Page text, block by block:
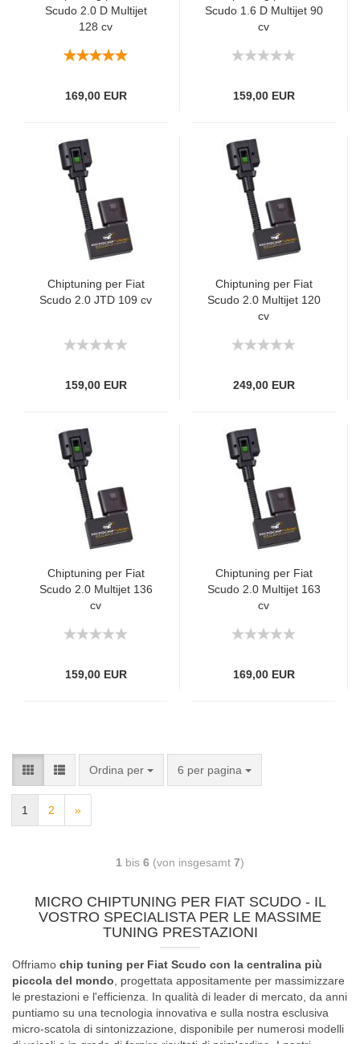
Scudo 2.0 D Multijet
128 cv
169,00 EUR
Scudo 1.6 D Multijet 90
cv
159,00 EUR
Chiptuning per Fiat
Scudo 2.0 JTD 109 cv
159,00 EUR
Chiptuning per Fiat
Scudo 2.0 Multijet 120
cv
249,00 EUR
Chiptuning per Fiat
Scudo 2.0 Multijet 136
cv
159,00 EUR
Chiptuning per Fiat
Scudo 2.0 Multijet 163
cv
169,00 EUR
Ordina per 6 per pagina
1 2 »
1 bis 6 (von insgesamt 7)
MICRO CHIPTUNING PER FIAT SCUDO - IL
VOSTRO SPECIALISTA PER LE MASSIME
TUNING PRESTAZIONI
Offriamo chip tuning per Fiat Scudo con la centralina più
piccola del mondo , progettata appositamente per massimizzare
le prestazioni e l'efficienza. In qualità di leader di mercato, da anni
puntiamo su una tecnologia innovativa e sulla nostra esclusiva
micro-scatola di sintonizzazione, disponibile per numerosi modelli